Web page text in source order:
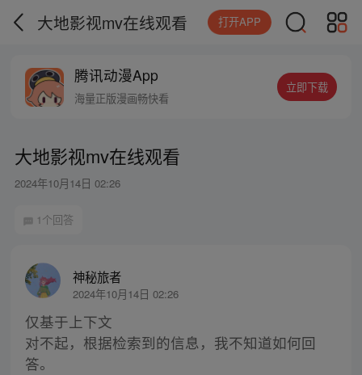
大地影视mv在线观看 打开APP
腾讯动漫App
海量正版漫画畅快看
立即下载
大地影视mv在线观看
2024年10月14日 02:26
1个回答
神秘旅者
2024年10月14日 02:26
仅基于上下文
对不起，根据检索到的信息，我不知道如何回
答。